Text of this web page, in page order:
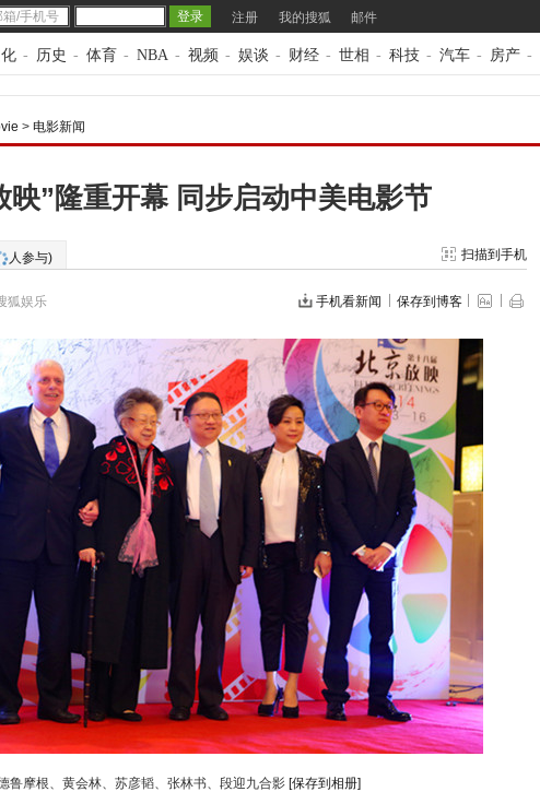
注册 我的搜狐 邮件
- 历史 - 体育 - NBA - 视频 - 娱谈 - 财经 - 世相 - 科技 - 汽车 - 房产 -
> 电影新闻
映”隆重开幕 同步启动中美电影节
人参与) 扫描到手机
狐娱乐 手机看新闻 保存到博客
鲁摩根、黄会林、苏彦韬、张林书、段迎九合影 [保存到相册]